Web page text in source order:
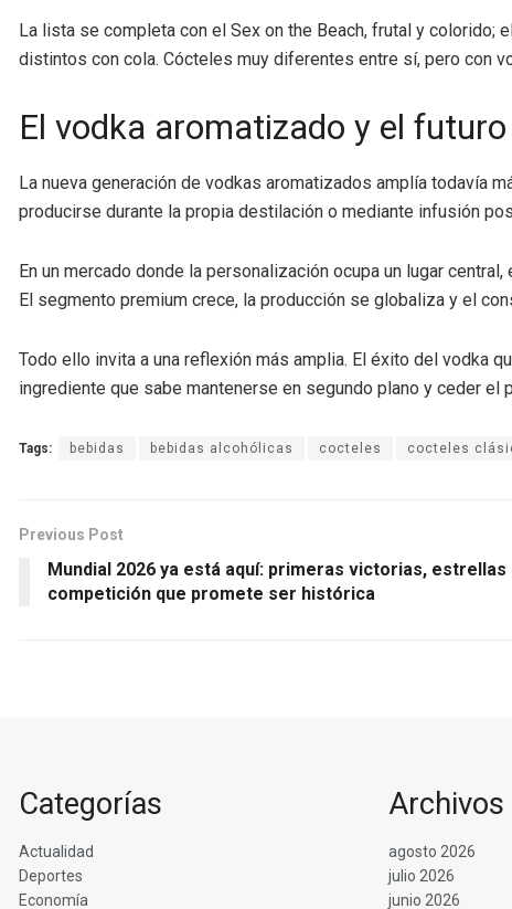
La lista se completa con el Sex on the Beach, frutal y colorido;
distintos con cola. Cócteles muy diferentes entre sí, pero con
El vodka aromatizado y el
La nueva generación de vodkas aromatizados amplía todavía
producirse durante la propia destilación o mediante infusión
En un mercado donde la personalización ocupa un lugar
El segmento premium crece, la producción se globaliza y el
Todo ello invita a una reflexión más amplia. El éxito del vodka
ingrediente que sabe mantenerse en segundo plano y ceder
Tags: bebidas bebidas alcohólicas cocteles cocteles
Previous Post
Mundial 2026 ya está aquí: primeras victorias, estrellas
competición que promete ser histórica
Categorías
Actualidad
Deportes
Economía
Archivos
agosto 2026
julio 2026
junio 2026